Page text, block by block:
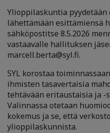
Ylioppilaskuntia pyydetään
lähettämään esittämiensä
sähköpostitse 8.5.2026
vastaavalle hallituksen
marcell.berta@syl.fi.
SYL korostaa
ihmisten tasavertaisia
tehtävään eritaustaisia ja
Valinnassa otetaan
kokemus ja se, että
ylioppilaskunnista.